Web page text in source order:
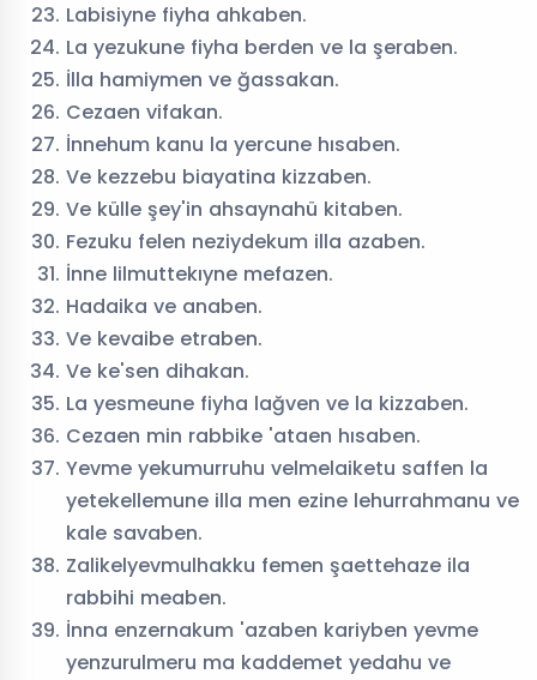
Labisiyne fiyha ahkaben.
La yezukune fiyha berden ve la şeraben.
İlla hamiymen ve ğassakan.
Cezaen vifakan.
İnnehum kanu la yercune hısaben.
Ve kezzebu biayatina kizzaben.
Ve külle şey'in ahsaynahü kitaben.
Fezuku felen neziydekum illa azaben.
İnne lilmuttekıyne mefazen.
Hadaika ve anaben.
Ve kevaibe etraben.
Ve ke'sen dihakan.
La yesmeune fiyha lağven ve la kizzaben.
Cezaen min rabbike 'ataen hısaben.
Yevme yekumurruhu velmelaiketu saffen la
yetekellemune illa men ezine lehurrahmanu ve
kale savaben.
Zalikelyevmulhakku femen şaettehaze ila
rabbihi meaben.
İnna enzernakum 'azaben kariyben yevme
yenzurulmeru ma kaddemet yedahu ve